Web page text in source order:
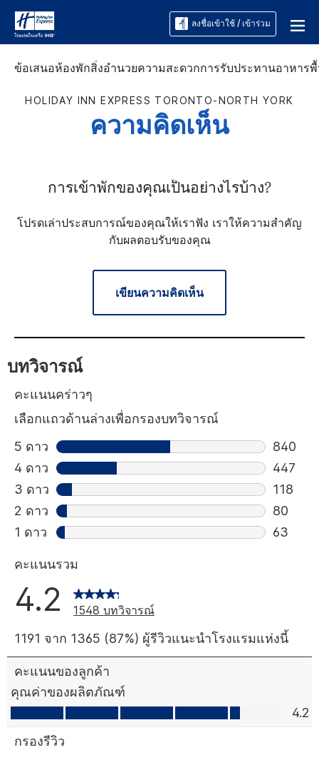
ลงชื่อเข้าใช้ / เข้าร่วม
ข้อเสนอห้องพักสิ่งอำนวยความสะดวกการรับประทานอาหาร
HOLIDAY INN EXPRESS TORONTO-NORTH YORK
ความคิดเห็น
การเข้าพักของคุณเป็นอย่างไรบ้าง?
โปรดเล่าประสบการณ์ของคุณให้เราฟัง เราให้ความสำคัญ
กับผลตอบรับของคุณ
เขียนความคิดเห็น